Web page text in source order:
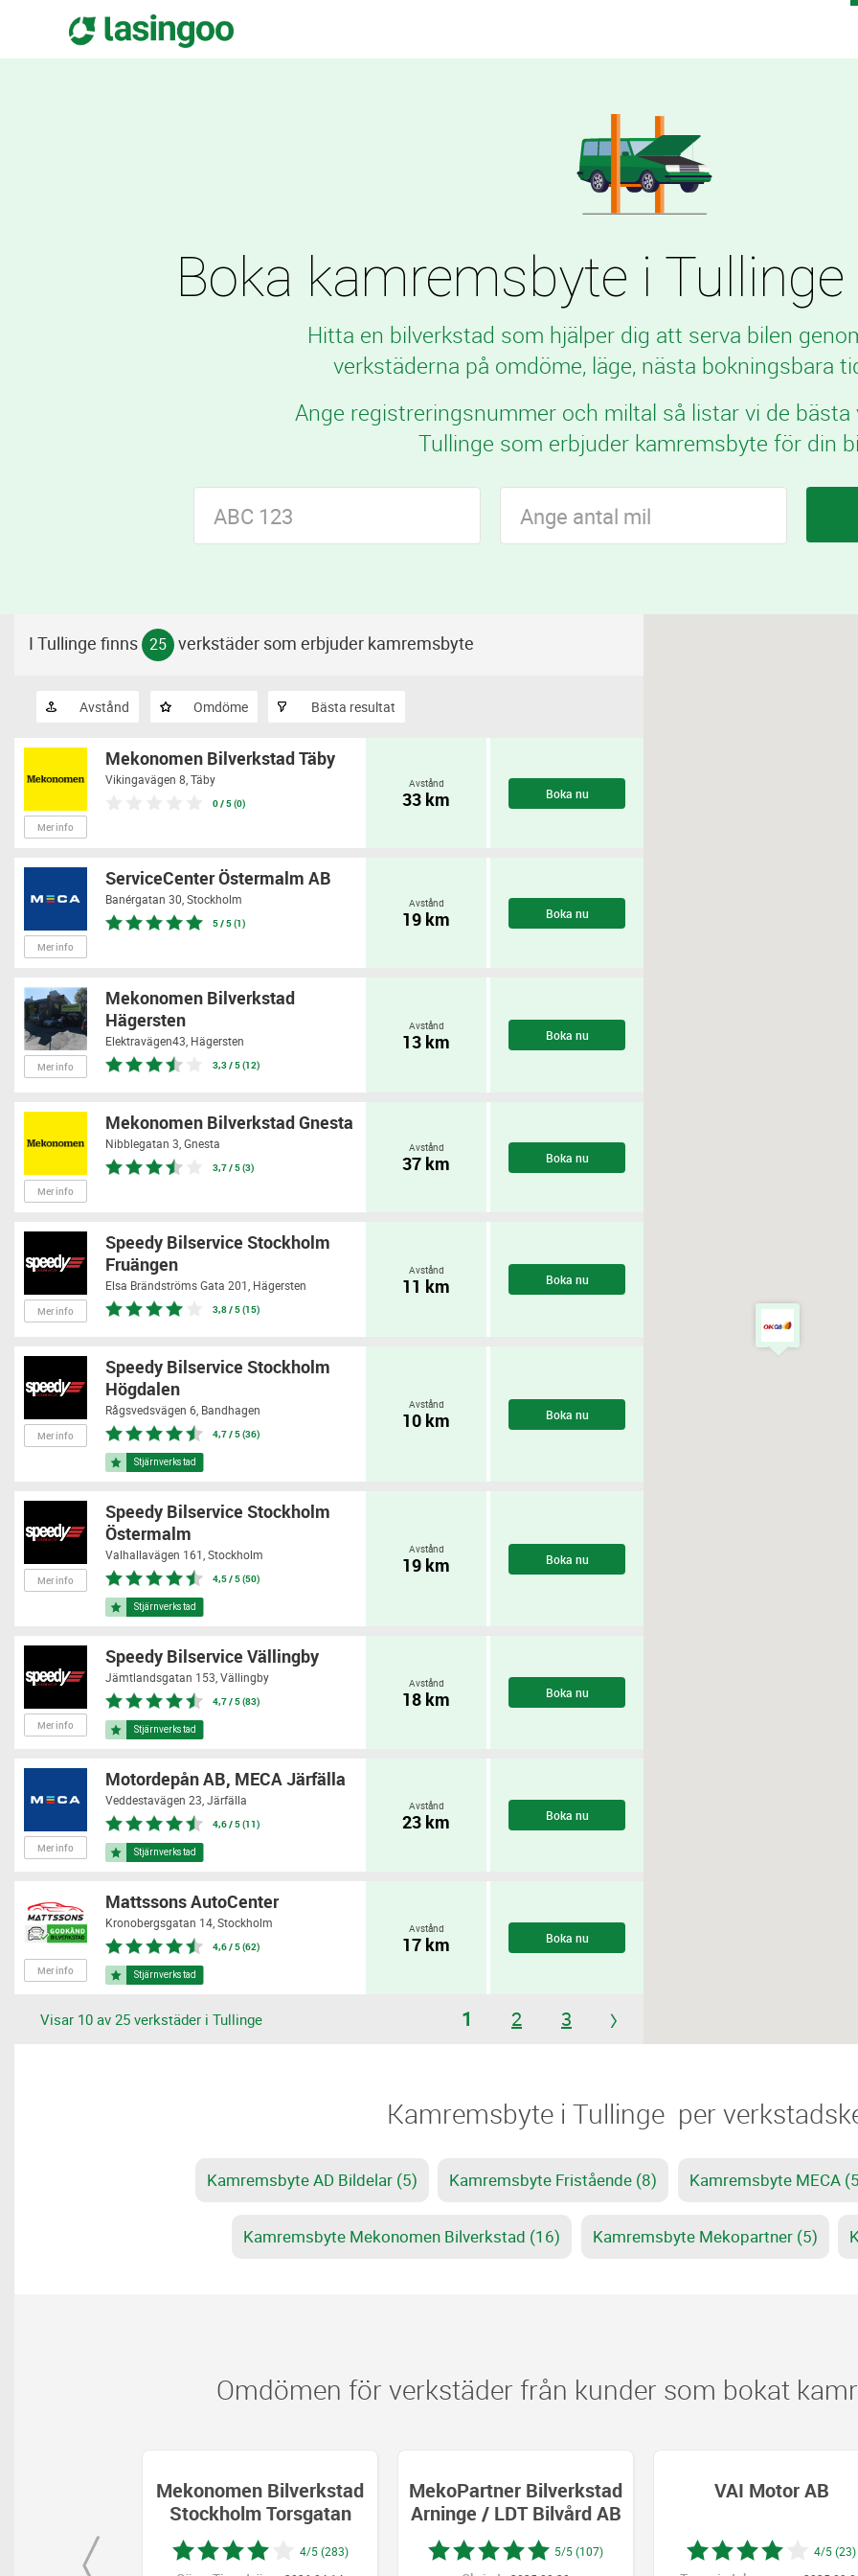
Boka kamremsbyte i
Hitta en bilverkstad som hjälper dig att serva bilen
verkstäderna på omdöme, läge, nästa bokningsbara
Ange registreringsnummer och miltal så listar vi de bästa
Tullinge som erbjuder kamremsbyte för din
I Tullinge finns 25 verkstäder som erbjuder kamremsbyte
Avstånd Omdöme Bästa resultat
Mer info
Mekonomen Bilverkstad Täby
Vikingavägen 8, Täby
0 / 5 (0)
Avstånd
33 km Boka nu
Mer info
ServiceCenter Östermalm AB
Banérgatan 30, Stockholm
5 / 5 (1)
Avstånd
19 km Boka nu
Mer info
Mekonomen Bilverkstad
Hägersten
Elektravägen43, Hägersten
3,3 / 5 (12)
Avstånd
13 km Boka nu
Mer info
Mekonomen Bilverkstad Gnesta
Nibblegatan 3, Gnesta
3,7 / 5 (3)
Avstånd
37 km Boka nu
Mer info
Speedy Bilservice Stockholm
Fruängen
Elsa Brändströms Gata 201, Hägersten
3,8 / 5 (15)
Avstånd
11 km Boka nu
Mer info
Speedy Bilservice Stockholm
Högdalen
Rågsvedsvägen 6, Bandhagen
4,7 / 5 (36)
Avstånd
10 km Boka nu
Mer info
Speedy Bilservice Stockholm
Östermalm
Valhallavägen 161, Stockholm
4,5 / 5 (50)
Avstånd
19 km Boka nu
Mer info
Speedy Bilservice Vällingby
Jämtlandsgatan 153, Vällingby
4,7 / 5 (83)
Avstånd
18 km Boka nu
Mer info
Motordepån AB, MECA Järfälla
Veddestavägen 23, Järfälla
4,6 / 5 (11)
Avstånd
23 km Boka nu
Mer info
Mattssons AutoCenter
Kronobergsgatan 14, Stockholm
4,6 / 5 (62)
Avstånd
17 km Boka nu
Visar 10 av 25 verkstäder i Tullinge 1 2 3
​​Kamremsbyte i Tullinge ​​ per
Kamremsbyte AD Bildelar (5) Kamremsbyte Fristående (8) Kamremsbyte MECA
Kamremsbyte Mekonomen Bilverkstad (16) Kamremsbyte Mekopartner (5)
Omdömen för verkstäder från kunder som bokat
Bilverkstad
4/5 (283)
MekoPartner Bilverkstad
Arninge / LDT Bilvård AB
VAI Motor AB
Salabacke